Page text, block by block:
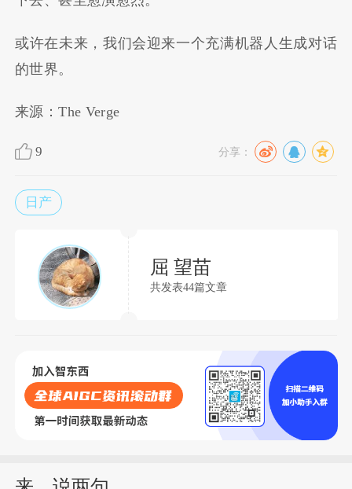
或许在未来，我们会迎来一个充满机器人生成对话
的世界。
来源：The Verge
9 分享：
日产
屈 望苗
共发表44篇文章